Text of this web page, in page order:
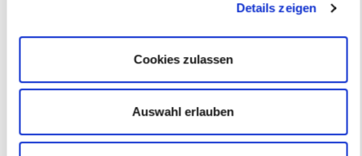
Details zeigen
Cookies zulassen
Auswahl erlauben